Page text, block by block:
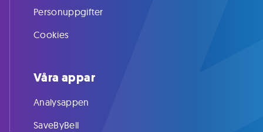
Personuppgifter
Cookies
Våra appar
Analysappen
SaveByBell